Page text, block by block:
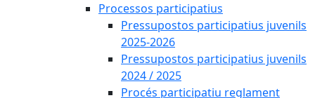
Processos participatius
Pressupostos participatius juvenils
2025-2026
Pressupostos participatius juvenils
2024 / 2025
Procés participatiu reglament